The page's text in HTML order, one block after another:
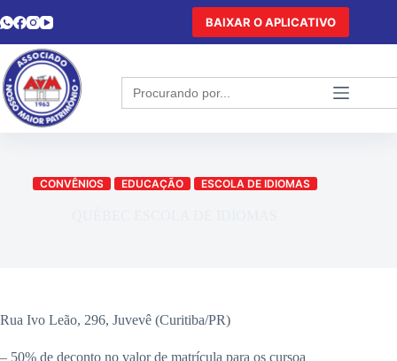
BAIXAR O APLICATIVO
Search
for:
CONVÊNIOS EDUCAÇÃO ESCOLA DE IDIOMAS
Rua Ivo Leão, 296, Juvevê (Curitiba/PR)
– 50% de deconto no valor de matrícula para os cursoa